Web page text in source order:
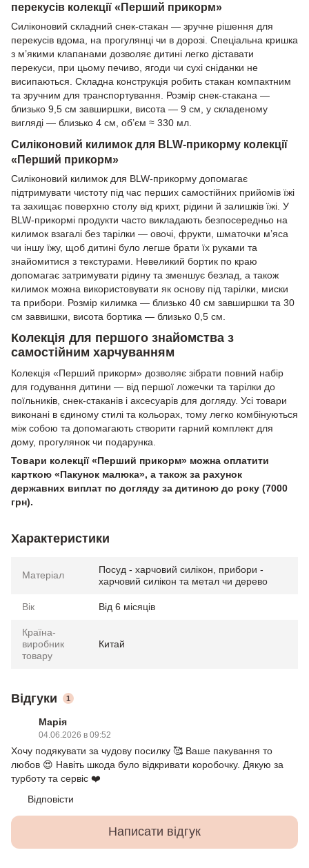
перекусів колекції «Перший прикорм»
Силіконовий складний снек-стакан — зручне рішення для
перекусів вдома, на прогулянці чи в дорозі. Спеціальна кришка
з м’якими клапанами дозволяє дитині легко діставати
перекуси, при цьому печиво, ягоди чи сухі сніданки не
висипаються. Складна конструкція робить стакан компактним
та зручним для транспортування. Розмір снек-стакана —
близько 9,5 см завширшки, висота — 9 см, у складеному
вигляді — близько 4 см, об’єм ≈ 330 мл.
Силіконовий килимок для BLW-прикорму колекції
«Перший прикорм»
Силіконовий килимок для BLW-прикорму допомагає
підтримувати чистоту під час перших самостійних прийомів їжі
та захищає поверхню столу від крихт, рідини й залишків їжі. У
BLW-прикормі продукти часто викладають безпосередньо на
килимок взагалі без тарілки — овочі, фрукти, шматочки м’яса
чи іншу їжу, щоб дитині було легше брати їх руками та
знайомитися з текстурами. Невеликий бортик по краю
допомагає затримувати рідину та зменшує безлад, а також
килимок можна використовувати як основу під тарілки, миски
та прибори. Розмір килимка — близько 40 см завширшки та 30
см заввишки, висота бортика — близько 0,5 см.
Колекція для першого знайомства з
самостійним харчуванням
Колекція «Перший прикорм» дозволяє зібрати повний набір
для годування дитини — від першої ложечки та тарілки до
поїльників, снек-стаканів і аксесуарів для догляду. Усі товари
виконані в єдиному стилі та кольорах, тому легко комбінуються
між собою та допомагають створити гарний комплект для
дому, прогулянок чи подарунка.
Товари колекції «Перший прикорм» можна оплатити
карткою «Пакунок малюка», а також за рахунок
державних виплат по догляду за дитиною до року (7000
грн).
Характеристики
Матеріал
Посуд - харчовий силікон, прибори -
харчовий силікон та метал чи дерево
Вік Від 6 місяців
Країна-
виробник
товару
Китай
Відгуки 1
Марія
04.06.2026 в 09:52
Хочу подякувати за чудову посилку 🥰 Ваше пакування то
любов 😍 Навіть шкода було відкривати коробочку. Дякую за
турботу та сервіс ❤️
Відповісти
Написати відгук